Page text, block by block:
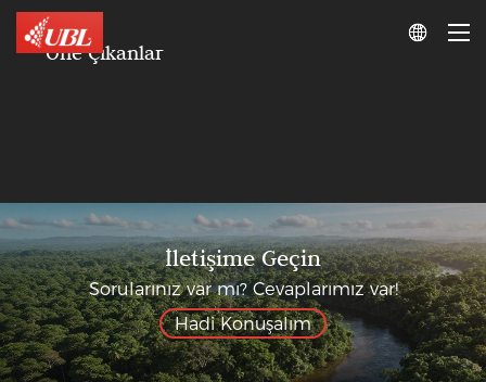

Öne Çıkanlar
İletişime Geçin
Sorularınız var mı? Cevaplarımız var!
Hadi Konuşalım